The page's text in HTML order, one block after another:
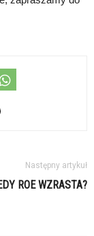
Następny artykuł
ROE WZRASTA?